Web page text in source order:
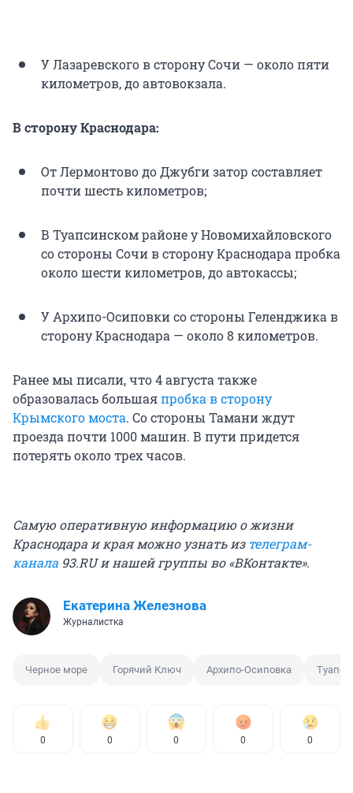
У Лазаревского в сторону Сочи — около пяти
километров, до автовокзала.
В сторону Краснодара:
От Лермонтово до Джубги затор составляет
почти шесть километров;
В Туапсинском районе у Новомихайловского
со стороны Сочи в сторону Краснодара пробка
около шести километров, до автокассы;
У Архипо-Осиповки со стороны Геленджика в
сторону Краснодара — около 8 километров.
Ранее мы писали, что 4 августа также
образовалась большаяпробка в сторону
Крымского моста. Со стороны Тамани ждут
проезда почти 1000 машин. В пути придется
потерять около трех часов.
Самую оперативную информацию о жизни
Краснодара и края можно узнать из телеграм-
канала 93.RU и нашей группы во «ВКонтакте».
Екатерина Железнова
Журналистка
Черное море Горячий Ключ Архипо-Осиповка
0 0 0 0 0